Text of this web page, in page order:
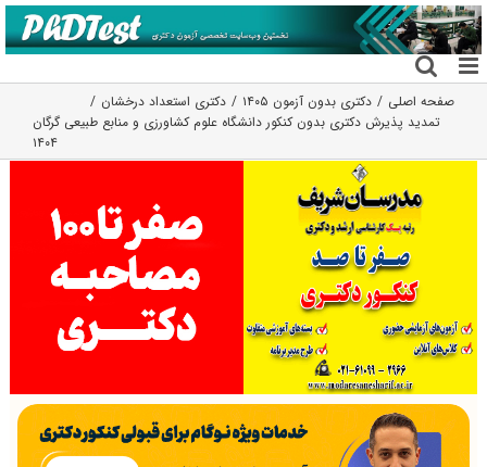
رفتن
به
محتوا
صفحه اصلی دکتری بدون آزمون ۱۴۰۵
دکتری استعداد درخشان
تمدید پذیرش دکتری بدون کنکور دانشگاه علوم کشاورزی و منابع طبیعی گرگان
۱۴۰۴